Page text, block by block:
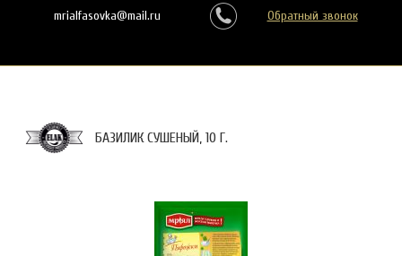
mrialfasovka@mail.ru Обратный звонок
БАЗИЛИК СУШЕНЫЙ, 10 Г.